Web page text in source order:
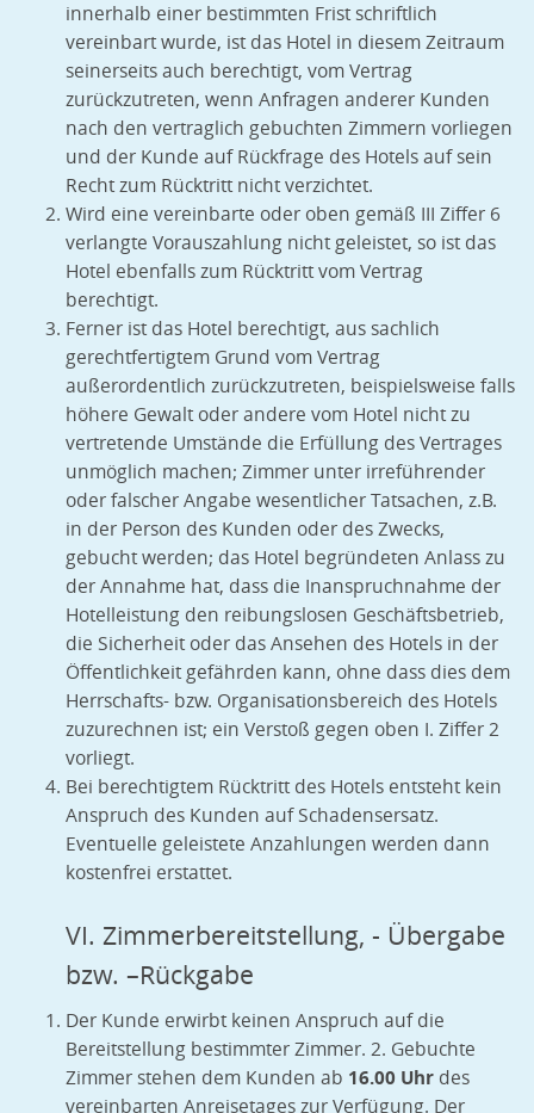
innerhalb einer bestimmten Frist schriftlich
vereinbart wurde, ist das Hotel in diesem Zeitraum
seinerseits auch berechtigt, vom Vertrag
zurückzutreten, wenn Anfragen anderer Kunden
nach den vertraglich gebuchten Zimmern vorliegen
und der Kunde auf Rückfrage des Hotels auf sein
Recht zum Rücktritt nicht verzichtet.
Wird eine vereinbarte oder oben gemäß III Ziffer 6
verlangte Vorauszahlung nicht geleistet, so ist das
Hotel ebenfalls zum Rücktritt vom Vertrag
berechtigt.
Ferner ist das Hotel berechtigt, aus sachlich
gerechtfertigtem Grund vom Vertrag
außerordentlich zurückzutreten, beispielsweise falls
höhere Gewalt oder andere vom Hotel nicht zu
vertretende Umstände die Erfüllung des Vertrages
unmöglich machen; Zimmer unter irreführender
oder falscher Angabe wesentlicher Tatsachen, z.B.
in der Person des Kunden oder des Zwecks,
gebucht werden; das Hotel begründeten Anlass zu
der Annahme hat, dass die Inanspruchnahme der
Hotelleistung den reibungslosen Geschäftsbetrieb,
die Sicherheit oder das Ansehen des Hotels in der
Öffentlichkeit gefährden kann, ohne dass dies dem
Herrschafts- bzw. Organisationsbereich des Hotels
zuzurechnen ist; ein Verstoß gegen oben I. Ziffer 2
vorliegt.
Bei berechtigtem Rücktritt des Hotels entsteht kein
Anspruch des Kunden auf Schadensersatz.
Eventuelle geleistete Anzahlungen werden dann
kostenfrei erstattet.
VI. Zimmerbereitstellung, - Übergabe
bzw. –Rückgabe
Der Kunde erwirbt keinen Anspruch auf die
Bereitstellung bestimmter Zimmer. 2. Gebuchte
Zimmer stehen dem Kunden ab 16.00 Uhr des
vereinbarten Anreisetages zur Verfügung. Der